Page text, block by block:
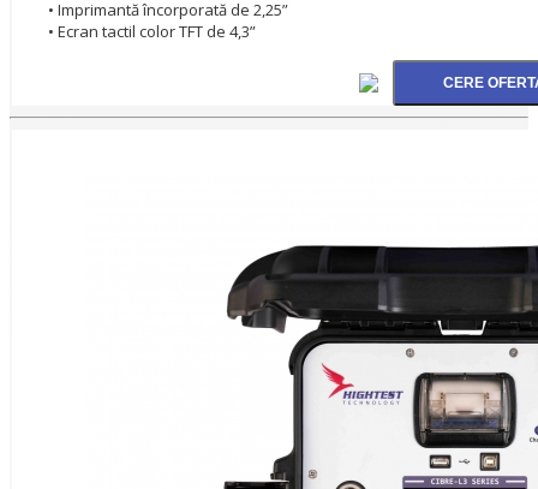
• Imprimantă încorporată de 2,25”
• Ecran tactil color TFT de 4,3”